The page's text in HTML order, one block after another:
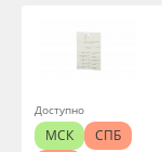
Доступно
МСК
СПБ